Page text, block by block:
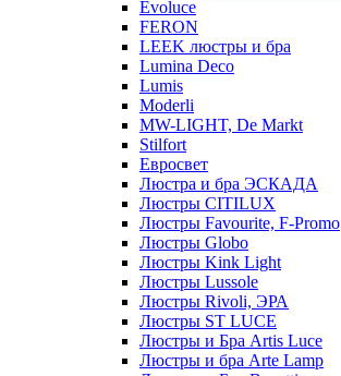
Evoluce
FERON
LEEK люстры и бра
Lumina Deco
Lumis
Moderli
MW-LIGHT, De Markt
Stilfort
Евросвет
Люстра и бра ЭСКАДА
Люстры CITILUX
Люстры Favourite, F-Promo
Люстры Globo
Люстры Kink Light
Люстры Lussole
Люстры Rivoli, ЭРА
Люстры ST LUCE
Люстры и Бра Artis Luce
Люстры и бра Arte Lamp